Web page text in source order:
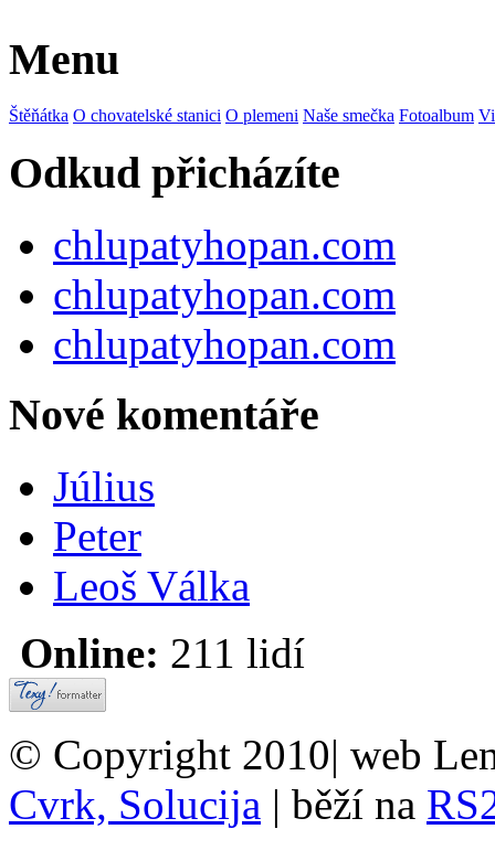
Menu
Štěňátka O chovatelské stanici O plemeni Naše smečka Fotoalbum
Odkud přicházíte
chlupatyhopan.com
chlupatyhopan.com
chlupatyhopan.com
Nové komentáře
Július
Peter
Leoš Válka
Online: 211 lidí
© Copyright 2010| web
Cvrk, Solucija | běží na